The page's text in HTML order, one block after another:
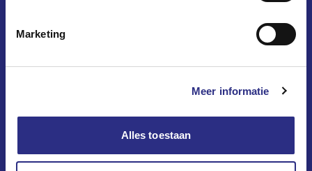
Marketing
Meer informatie
Alles toestaan
Op dewoningzoeker.nl vindt u het woningaanbod van 8
in 10 gemeenten in West-Overijssel.